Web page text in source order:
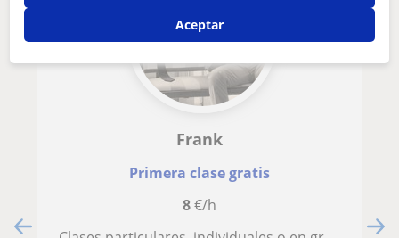
Frank
Primera clase gratis
8€/h
Aceptar